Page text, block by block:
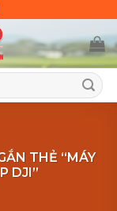
THẺ “MÁY
DJI”